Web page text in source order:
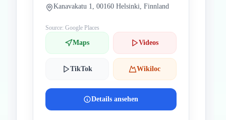
Kanavakatu 1, 00160 Helsinki, Finnland
Source: Google Places
Maps Videos
TikTok Wikiloc
Details ansehen